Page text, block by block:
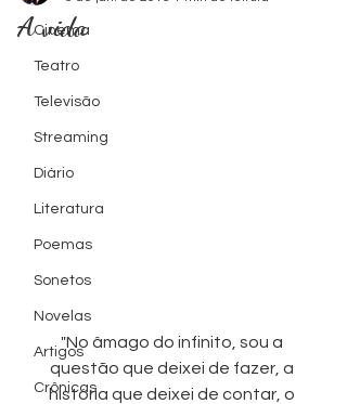
Série TV
Série TV
Série TV
Série TV
levam as
Ondas
Cinema
Cinema
Cinema
Foto by
Zacky
Barreto
Série TV
Série TV
Série TV
Série TV
levam as
Ondas
Cinema
Cinema
Cinema
Foto by
Zacky
Barreto
Cinema
Teatro
Televisão
Streaming
Diário
Literatura
Poemas
Sonetos
Novelas
Artigos
Crônicas
A vida
"No âmago do infinito, sou a
questão que deixei de fazer, a
história que deixei de contar, o